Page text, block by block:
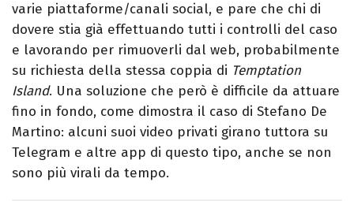
varie piattaforme/canali social, e pare che chi di
dovere stia già effettuando tutti i controlli del caso
e lavorando per rimuoverli dal web, probabilmente
su richiesta della stessa coppia di Temptation
Island. Una soluzione che però è difficile da attuare
fino in fondo, come dimostra il caso di Stefano De
Martino: alcuni suoi video privati girano tuttora su
Telegram e altre app di questo tipo, anche se non
sono più virali da tempo.